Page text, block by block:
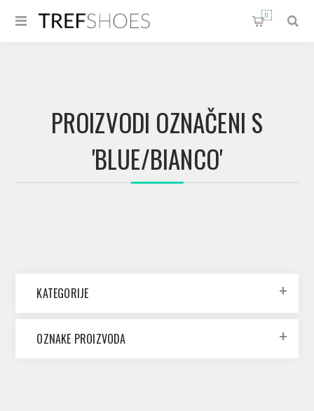
0
PROIZVODI OZNAČENI S
'BLUE/BIANCO'
KATEGORIJE
OZNAKE PROIZVODA